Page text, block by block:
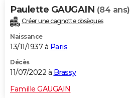
Paulette GAUGAIN (84 ans)
Créer une cagnotte obsèques
Naissance
13/11/1937 à Paris
Décès
11/07/2022 à Brassy
Famille GAUGAIN